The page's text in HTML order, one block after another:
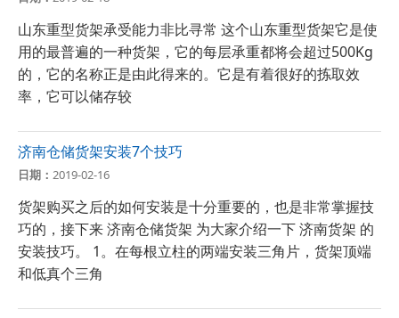
山东重型货架承受能力非比寻常 这个山东重型货架它是使
用的最普遍的一种货架，它的每层承重都将会超过500Kg
的，它的名称正是由此得来的。它是有着很好的拣取效
率，它可以储存较
济南仓储货架安装7个技巧
日期： 2019-02-16
货架购买之后的如何安装是十分重要的，也是非常掌握技
巧的，接下来 济南仓储货架 为大家介绍一下 济南货架 的
安装技巧。 1。在每根立柱的两端安装三角片，货架顶端
和低真个三角